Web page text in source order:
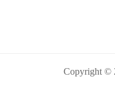
Copyright ©